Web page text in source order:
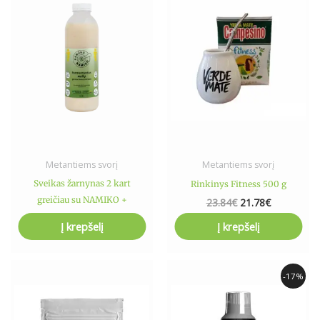
Metantiems svorį
Sveikas žarnynas 2 kart
greičiau su NAMIKO +
INULINAS 500g
15.99 €
15.99€.
12.99
Į krepšelį
Metantiems svorį
Rinkinys Fitness 500 g
23.84€ 21.78€
Į krepšelį
has
multiple
-17%
Price
range:
13.99€
has
multiple